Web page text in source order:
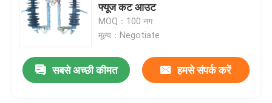
फ्यूज कट आउट
MOQ：100 नग
मूल्य：Negotiate
सबसे अच्छी कीमत हमसे संपर्क करें